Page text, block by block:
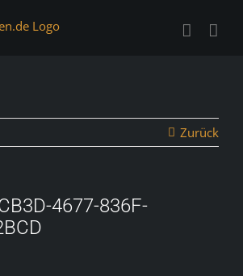
Zurück
4677-836F-